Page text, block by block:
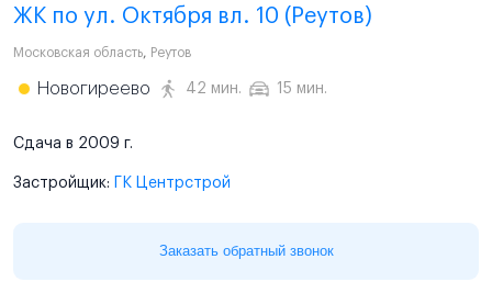
ЖК по ул. Октября вл. 10 (Реутов)
Московская область, Реутов
Новогиреево 42 мин. 15 мин.
Сдача в 2009 г.
Застройщик: ГК Центрстрой
Заказать обратный звонок